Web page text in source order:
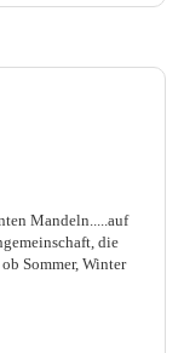
Mandeln.....auf
die
Sommer, Winter